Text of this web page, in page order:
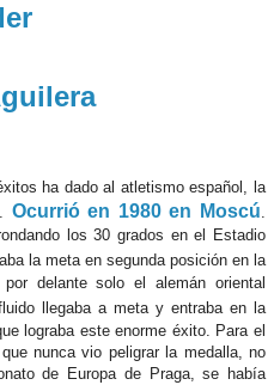
ha dado al atletismo español, la
Ocurrió en 1980 en Moscú.
los 30 grados en el Estadio
la meta en segunda posición en la
delante solo el alemán oriental
llegaba a meta y entraba en la
lograba este enorme éxito. Para el
nunca vio peligrar la medalla, no
de Europa de Praga, se había